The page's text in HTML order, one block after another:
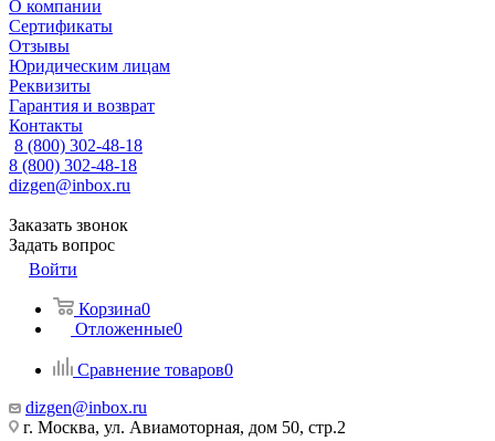
О компании
Сертификаты
Отзывы
Юридическим лицам
Реквизиты
Гарантия и возврат
Контакты
8 (800) 302-48-18
8 (800) 302-48-18
dizgen@inbox.ru
Заказать звонок
Задать вопрос
Войти
Корзина0
Отложенные0
Сравнение товаров0
dizgen@inbox.ru
г. Москва, ул. Авиамоторная, дом 50, стр.2